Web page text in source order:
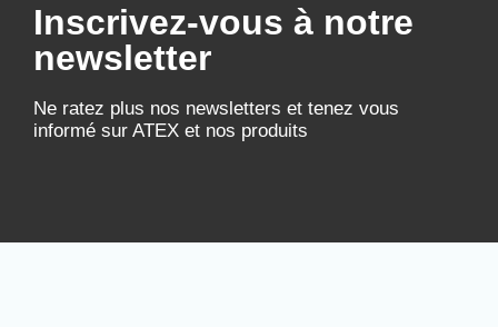
Inscrivez-vous à notre
newsletter
Ne ratez plus nos newsletters et tenez vous
informé sur ATEX et nos produits